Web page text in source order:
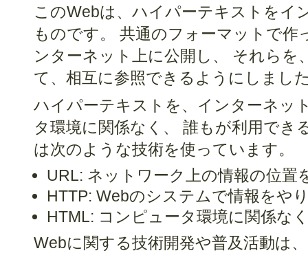
このWebは、ハイパーテキストをイ
ものです。 共通のフォーマットで作
ンターネット上に公開し、 それらを
て、相互に参照できるようにしまし
ハイパーテキストを、インターネッ
タ環境に関係なく、 誰もが利用でき
は次のような技術を使っています。
URL: ネットワーク上の情報の位置
HTTP: Webのシステムで情報をや
HTML: コンピュータ環境に関係な
Webに関する技術開発や普及活動は